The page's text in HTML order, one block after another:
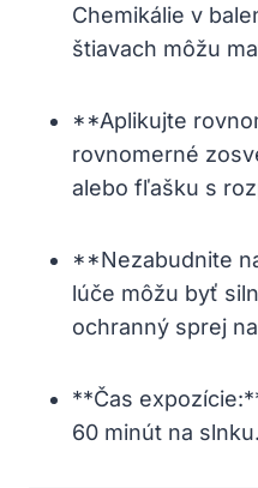
Chemikálie v
štiavach môžu
**Aplikujte
rovnomerné
alebo fľašku s
**Nezabudnite
lúče môžu byť
ochranný sprej
**Čas
60 minút na slnku.